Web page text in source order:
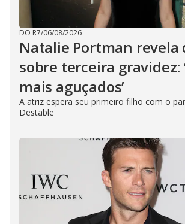
DO R7/06/08/2026
Natalie Portman revela
sobre terceira gravidez:
mais aguçados’
A atriz espera seu primeiro filho com o
Destable